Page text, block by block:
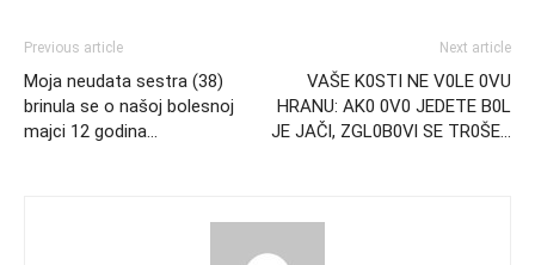
Previous article
Moja neudata sestra (38)
brinula se o našoj bolesnoj
majci 12 godina…
Next article
VAŠE K0STI NE V0LE 0VU
HRANU: AK0 0V0 JEDETE B0L
JE JAČl, ZGL0B0Vl SE TR0ŠE…